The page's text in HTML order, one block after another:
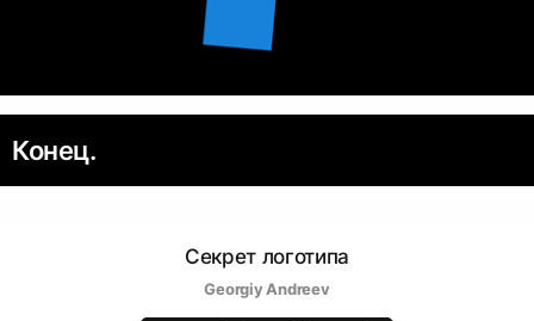
Конец.
Секрет логотипа
Georgiy Andreev